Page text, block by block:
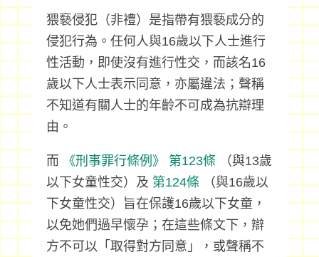
猥褻侵犯（非禮）是指帶有猥褻成分的
侵犯行為。任何人與16歲以下人士進行
性活動，即使沒有進行性交，而該名16
歲以下人士表示同意，亦屬違法；聲稱
不知道有關人士的年齡不可成為抗辯理
由。
而 《刑事罪行條例》 第123條 （與13歲
以下女童性交）及 第124條 （與16歲以
下女童性交）旨在保護16歲以下女童，
以免她們過早懷孕；在這些條文下，辯
方不可以「取得對方同意」，或聲稱不